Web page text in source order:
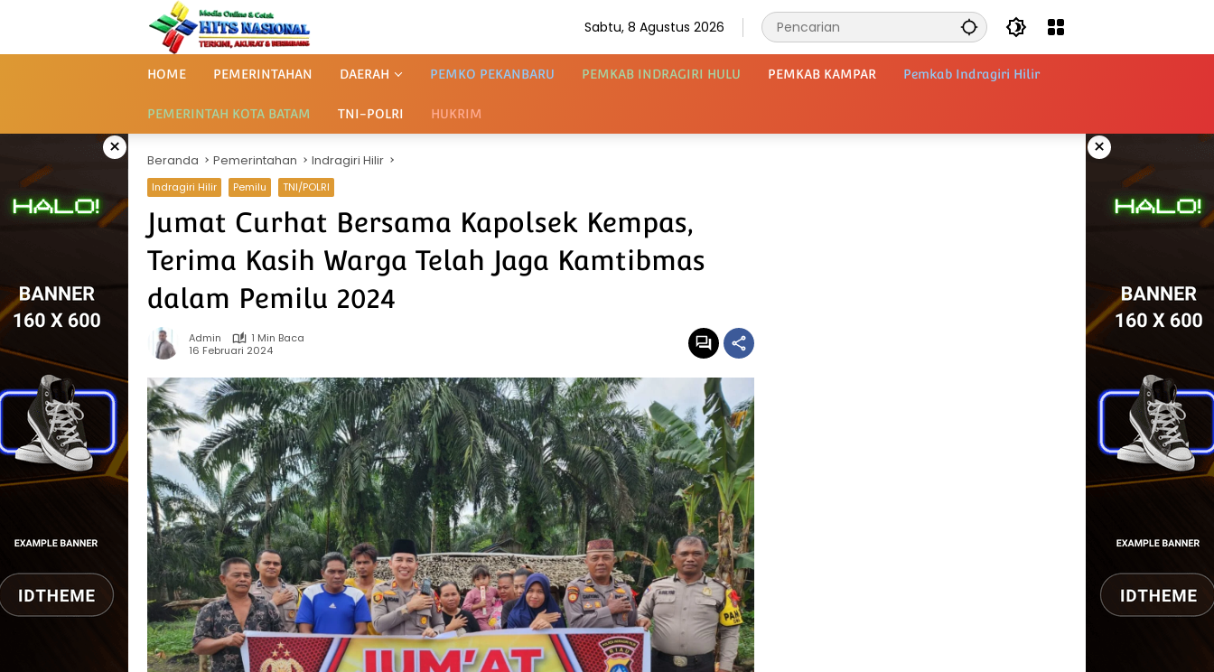
Sabtu, 8 Agustus 2026
HOME PEMERINTAHAN DAERAH PEMKO PEKANBARU PEMKAB INDRAGIRI HULU PEMKAB KAMPAR Pemkab Indragiri Hilir
PEMERINTAH KOTA BATAM TNI-POLRI HUKRIM
× ×
Beranda Pemerintahan Indragiri Hilir
Indragiri Hilir Pemilu TNI/POLRI
Jumat Curhat Bersama Kapolsek Kempas,
Terima Kasih Warga Telah Jaga Kamtibmas
dalam Pemilu 2024
Admin
1 Min Baca
16 Februari 2024